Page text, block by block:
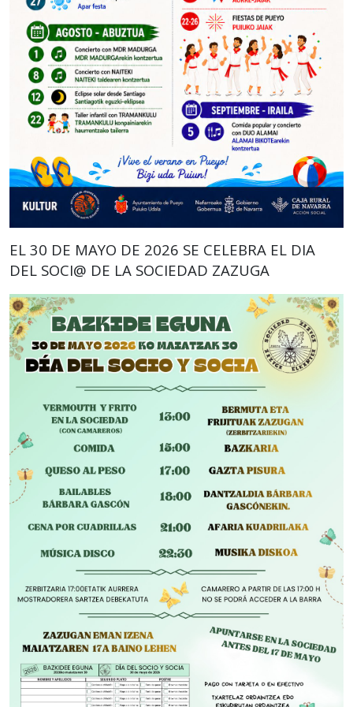
EL 30 DE MAYO DE 2026 SE CELEBRA EL DIA
DEL SOCI@ DE LA SOCIEDAD ZAZUGA